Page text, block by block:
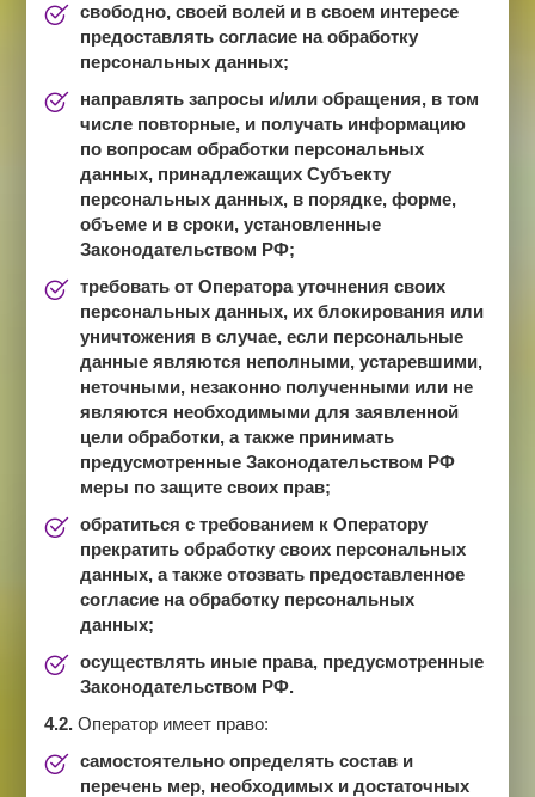
свободно, своей волей и в своем интересе
предоставлять согласие на обработку
персональных данных;
направлять запросы и/или обращения, в том
числе повторные, и получать информацию
по вопросам обработки персональных
данных, принадлежащих Субъекту
персональных данных, в порядке, форме,
объеме и в сроки, установленные
Законодательством РФ;
требовать от Оператора уточнения своих
персональных данных, их блокирования или
уничтожения в случае, если персональные
данные являются неполными, устаревшими,
неточными, незаконно полученными или не
являются необходимыми для заявленной
цели обработки, а также принимать
предусмотренные Законодательством РФ
меры по защите своих прав;
обратиться с требованием к Оператору
прекратить обработку своих персональных
данных, а также отозвать предоставленное
согласие на обработку персональных
данных;
осуществлять иные права, предусмотренные
Законодательством РФ.
4.2. Оператор имеет право:
самостоятельно определять состав и
перечень мер, необходимых и достаточных